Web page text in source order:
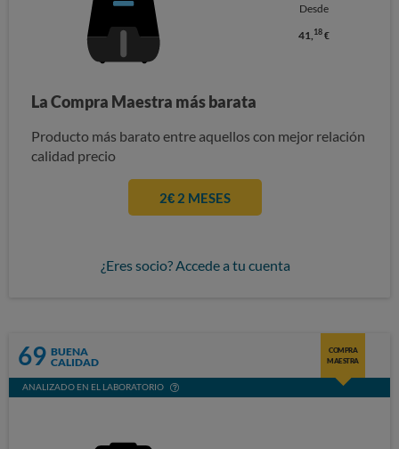
Desde
41, 18€
La Compra Maestra más barata
Producto más barato entre aquellos con mejor relación
calidad precio
2€ 2 MESES
¿Eres socio? Accede a tu cuenta
69 BUENA
CALIDAD
COMPRA
MAESTRA
ANALIZADO EN EL LABORATORIO